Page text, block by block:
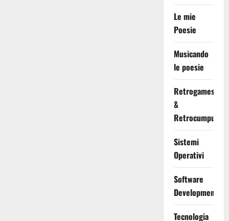
Le mie
Poesie
Musicando
le poesie
Retrogames
&
Retrocumputing
Sistemi
Operativi
Software
Development
Tecnologia